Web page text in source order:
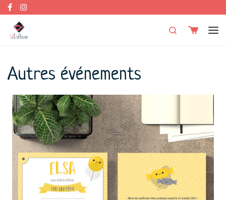
Skip to content
Search
Autres événements